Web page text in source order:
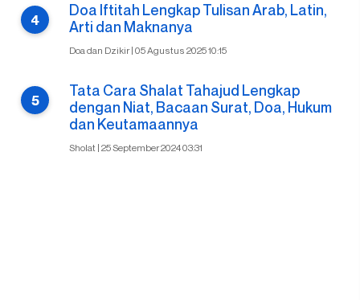
Doa Iftitah Lengkap Tulisan Arab, Latin,
Arti dan Maknanya
Doa dan Dzikir | 05 Agustus 2025 10:15
Tata Cara Shalat Tahajud Lengkap
dengan Niat, Bacaan Surat, Doa, Hukum
dan Keutamaannya
Sholat | 25 September 2024 03:31